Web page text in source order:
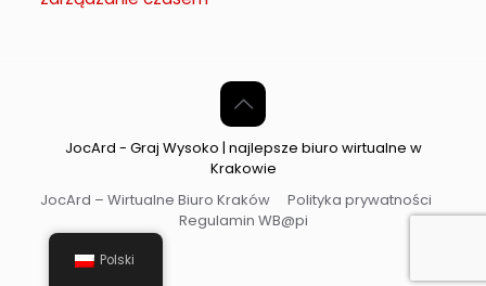
JocArd - Graj Wysoko | najlepsze biuro wirtualne w
Krakowie
JocArd – Wirtualne Biuro Kraków
Polityka prywatności
Regulamin WB@pi
Polski